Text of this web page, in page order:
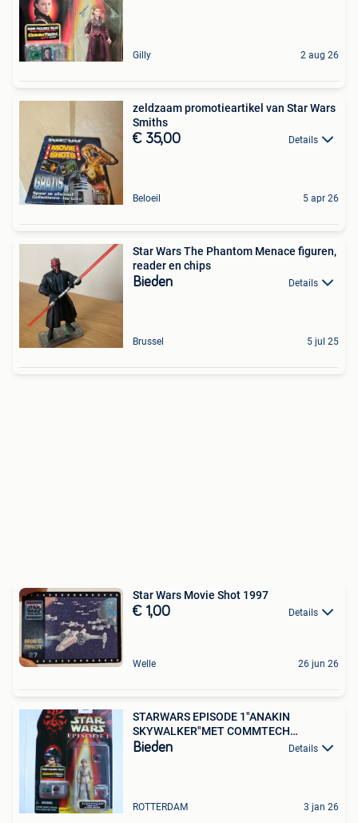
Gilly 2 aug 26
zeldzaam promotieartikel van Star Wars
Smiths
€ 35,00 Details
Beloeil 5 apr 26
Star Wars The Phantom Menace figuren,
reader en chips
Bieden Details
Brussel 5 jul 25
Star Wars Movie Shot 1997
€ 1,00 Details
Welle 26 jun 26
STARWARS EPISODE 1"ANAKIN
SKYWALKER"MET COMMTECH
CHIP1999
Bieden Details
ROTTERDAM 3 jan 26